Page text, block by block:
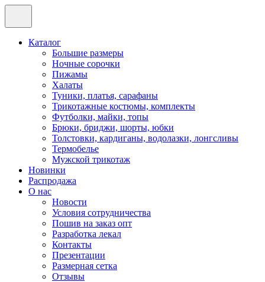
Каталог
Большие размеры
Ночные сорочки
Пижамы
Халаты
Туники, платья, сарафаны
Трикотажные костюмы, комплекты
Футболки, майки, топы
Брюки, бриджи, шорты, юбки
Толстовки, кардиганы, водолазки, лонгсливы
Термобелье
Мужской трикотаж
Новинки
Распродажа
О нас
Новости
Условия сотрудничества
Пошив на заказ опт
Разработка лекал
Контакты
Презентации
Размерная сетка
Отзывы